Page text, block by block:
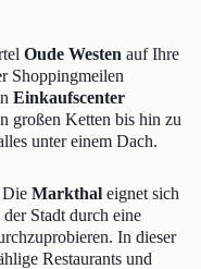
Oude Westen auf Ihre
Shoppingmeilen
Einkaufscenter
großen Ketten bis hin zu
unter einem Dach.
Die Markthal eignet sich
Stadt durch eine
In dieser
Restaurants und